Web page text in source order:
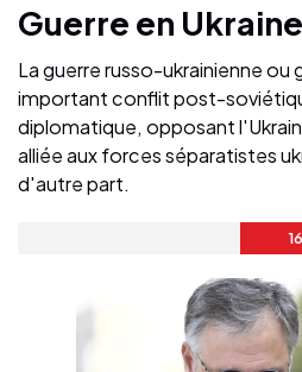
Guerre en Ukraine
La guerre russo-ukrainienne ou
important conflit post-
diplomatique, opposant
alliée aux forces séparatistes
d'autre part.